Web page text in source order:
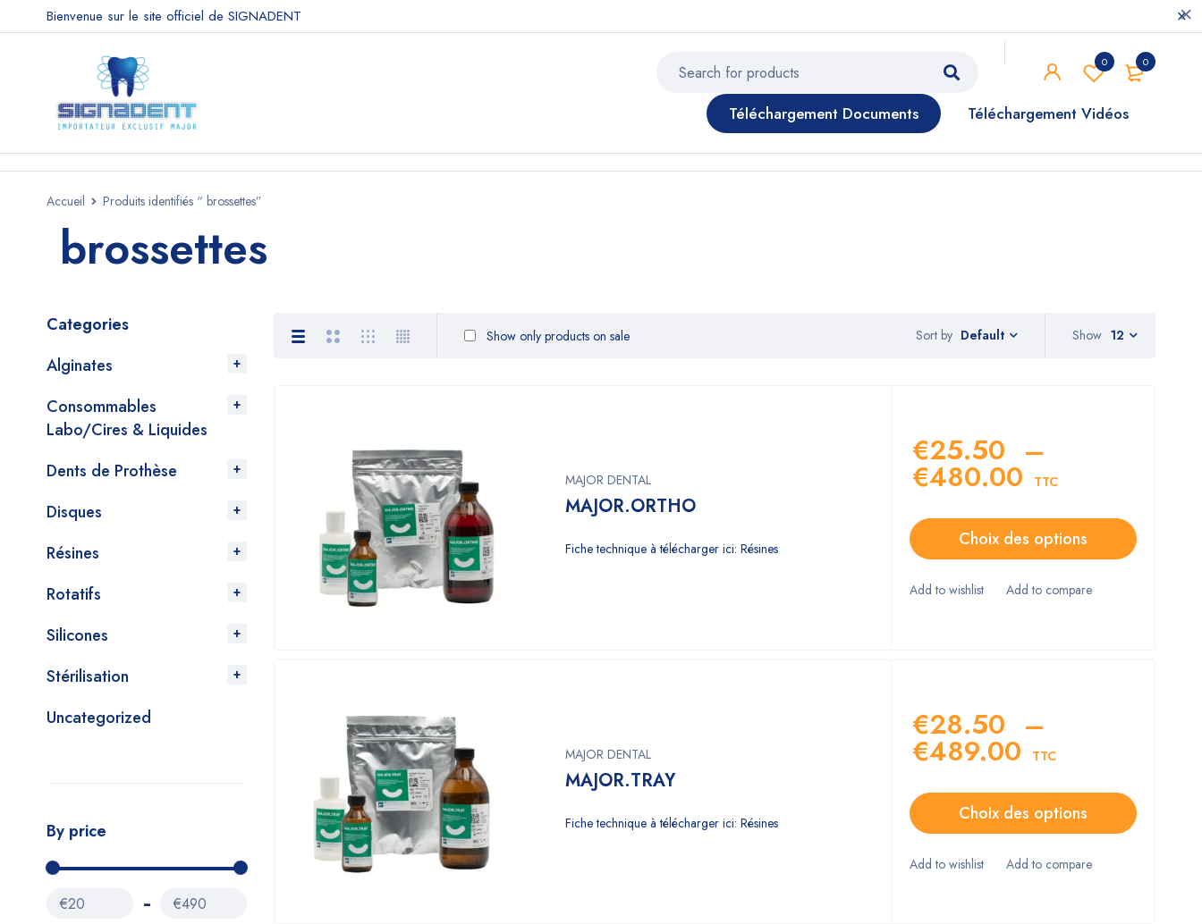
Bienvenue sur le site officiel de SIGNADENT
0
0
Téléchargement Documents Téléchargement Vidéos
Accueil Produits identifiés “ brossettes”
brossettes
Categories
Alginates
Consommables
Labo/Cires & Liquides
Dents de Prothèse
Disques
Résines
Rotatifs
Silicones
Stérilisation
Uncategorized
By price
€20 €490
Sort by Default
Show only products on sale Show 12
MAJOR DENTAL
MAJOR.ORTHO
Fiche technique à télécharger ici: Résines
€25.50 –
€480.00 TTC
Choix des options
MAJOR DENTAL
MAJOR.TRAY
Fiche technique à télécharger ici: Résines
€28.50 –
€489.00 TTC
Choix des options